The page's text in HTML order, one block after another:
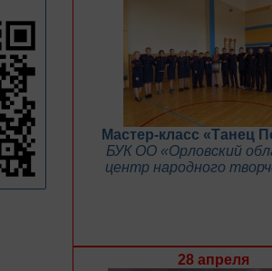
Мастер-класс «Танец
БУК ОО «Орловский
центр народного
28 апреля